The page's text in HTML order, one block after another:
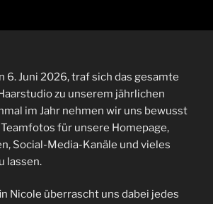
6. Juni 2026, traf sich das gesamte
zu unserem jährlichen
im Jahr nehmen wir uns bewusst
für unsere Homepage,
Social-Media-Kanäle und vieles
lassen.
Nicole überrascht uns dabei jedes